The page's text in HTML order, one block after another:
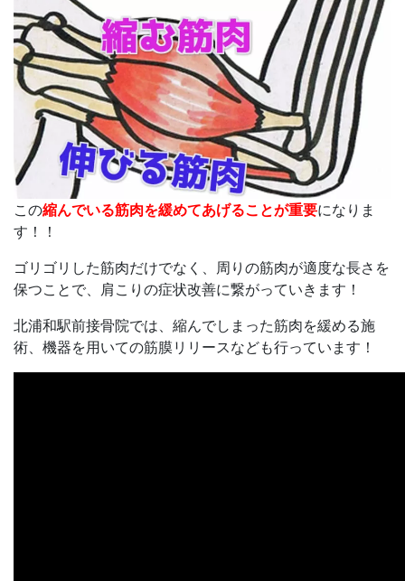
この縮んでいる筋肉を緩めてあげることが重要になりま
す！！
ゴリゴリした筋肉だけでなく、周りの筋肉が適度な長さを
保つことで、肩こりの症状改善に繋がっていきます！
北浦和駅前接骨院では、縮んでしまった筋肉を緩める施
術、機器を用いての筋膜リリースなども行っています！